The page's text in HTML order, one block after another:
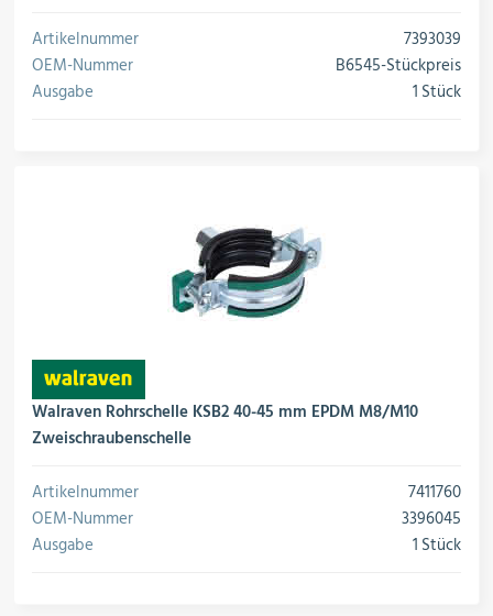
Artikelnummer
7393039
OEM-Nummer
B6545-Stückpreis
Ausgabe
1 Stück
Walraven Rohrschelle KSB2 40-45 mm EPDM M8/M10
Zweischraubenschelle
Artikelnummer
7411760
OEM-Nummer
3396045
Ausgabe
1 Stück